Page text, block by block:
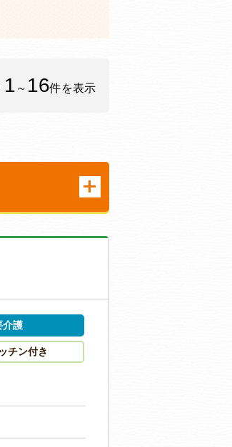
1 ～ 16件を表示
介護
チン付き